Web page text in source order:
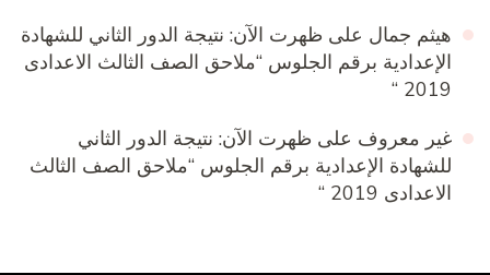
هيثم جمال على ظهرت الآن: نتيجة الدور الثاني للشهادة
الإعدادية برقم الجلوس “ملاحق الصف الثالث الاعدادى
2019 “
غير معروف على ظهرت الآن: نتيجة الدور الثاني
للشهادة الإعدادية برقم الجلوس “ملاحق الصف الثالث
الاعدادى 2019 “